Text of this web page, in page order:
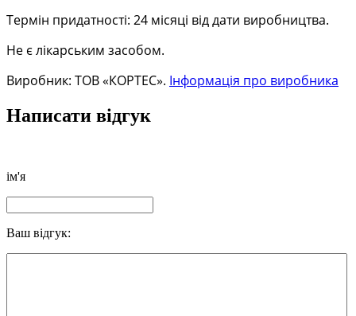
Термін придатності: 24 місяці від дати виробництва.
Не є лікарським засобом.
Виробник: ТОВ «КОРТЕС». Інформація про виробника
Написати відгук
ім'я
Ваш відгук: